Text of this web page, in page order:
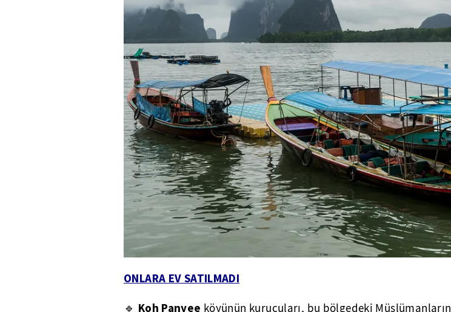
ONLARA EV SATILMADI
🔹 Koh Panyee köyünün kurucuları, bu bölgedeki Müslümanların